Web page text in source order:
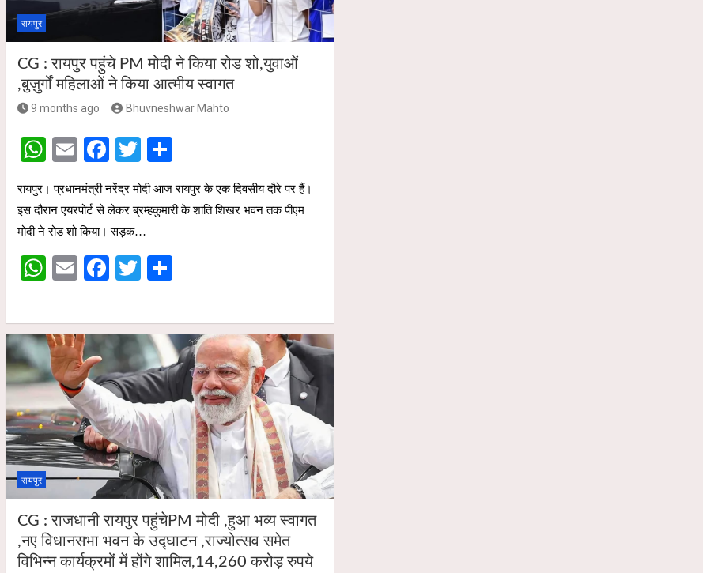
रायपुर
CG : रायपुर पहुंचे PM मोदी ने किया रोड शो,युवाओं
,बुज़ुर्गों महिलाओं ने किया आत्मीय स्वागत
9 months ago Bhuvneshwar Mahto
W
at
s
A
p
E
m
ail
F
a
ce
b
o
o
T
wi
tt
er
S
ar
रायपुर। प्रधानमंत्री नरेंद्र मोदी आज रायपुर के एक दिवसीय दौरे पर हैं।
इस दौरान एयरपोर्ट से लेकर ब्रम्हकुमारी के शांति शिखर भवन तक पीएम
मोदी ने रोड शो किया। सड़क…
W
at
s
A
p
p
E
ail
F
ce
b
o
o
k
T
tt
er
S
ar
e
रायपुर
CG : राजधानी रायपुर पहुंचेPM मोदी ,हुआ भव्य स्वागत
,नए विधानसभा भवन के उद्घाटन ,राज्योत्सव समेत
विभिन्न कार्यक्रमों में होंगे शामिल,14,260 करोड़ रुपये